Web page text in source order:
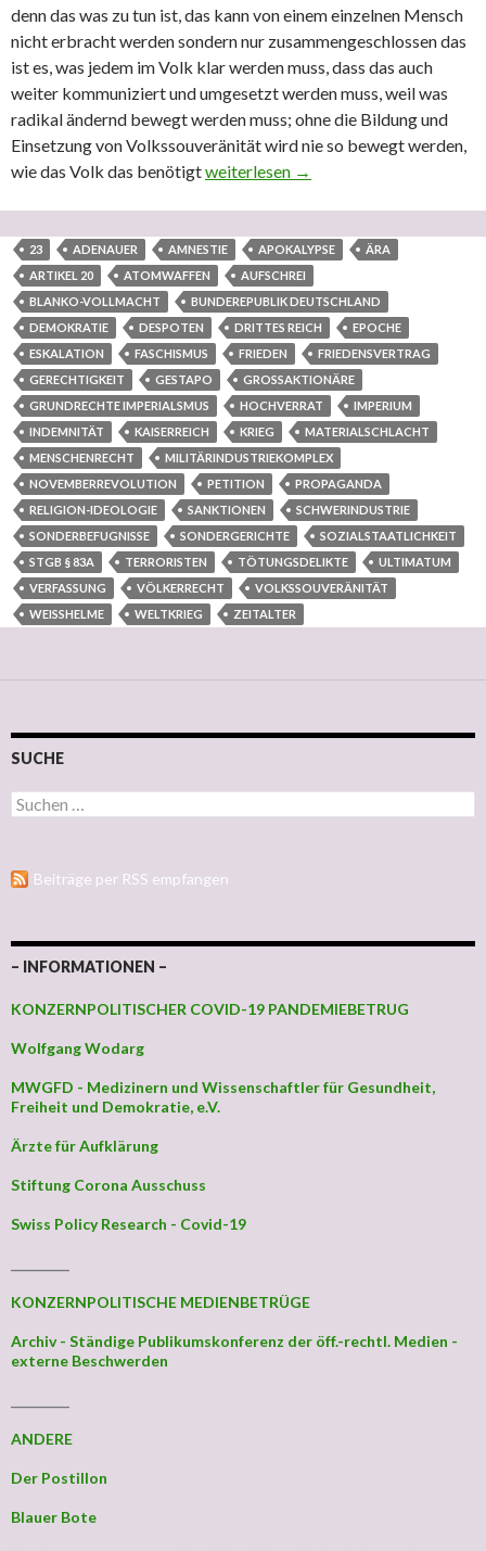
denn das was zu tun ist, das kann von einem einzelnen Mensch
nicht erbracht werden sondern nur zusammengeschlossen das
ist es, was jedem im Volk klar werden muss, dass das auch
weiter kommuniziert und umgesetzt werden muss, weil was
radikal ändernd bewegt werden muss; ohne die Bildung und
Einsetzung von Volkssouveränität wird nie so bewegt werden,
wie das Volk das benötigtTeil 15 BREAK – Explizite Mahnung,
weiterlesen →
23 ADENAUER AMNESTIE APOKALYPSE
ÄRA
ARTIKEL 20
ATOMWAFFEN
AUFSCHREI
BLANKO-VOLLMACHT
BUNDEREPUBLIK DEUTSCHLAND
DEMOKRATIE
DESPOTEN DRITTES REICH
EPOCHE
ESKALATION
FASCHISMUS FRIEDEN
FRIEDENSVERTRAG
GERECHTIGKEIT
GESTAPO
GROSSAKTIONÄRE
GRUNDRECHTE IMPERIALSMUS
HOCHVERRAT
IMPERIUM
INDEMNITÄT
KAISERREICH KRIEG
MATERIALSCHLACHT
MENSCHENRECHT
MILITÄRINDUSTRIEKOMPLEX
NOVEMBERREVOLUTION
PETITION
PROPAGANDA
RELIGION-IDEOLOGIE
SANKTIONEN
SCHWERINDUSTRIE
SONDERBEFUGNISSE
SONDERGERICHTE
SOZIALSTAATLICHKEIT
STGB § 83A
TERRORISTEN TÖTUNGSDELIKTE
ULTIMATUM
VERFASSUNG
VÖLKERRECHT
VOLKSSOUVERÄNITÄT
WEISSHELME
WELTKRIEG ZEITALTER
SUCHE
Suchen nach:
Beiträge per RSS empfangen
– INFORMATIONEN –
KONZERNPOLITISCHER COVID-19 PANDEMIEBETRUG
Wolfgang Wodarg
MWGFD - Medizinern und Wissenschaftler für Gesundheit,
Freiheit und Demokratie, e.V.
Ärzte für Aufklärung
Stiftung Corona Ausschuss
Swiss Policy Research - Covid-19
KONZERNPOLITISCHE MEDIENBETRÜGE
Archiv - Ständige Publikumskonferenz der öff.-rechtl. Medien -
externe Beschwerden
ANDERE
Der Postillon
Blauer Bote